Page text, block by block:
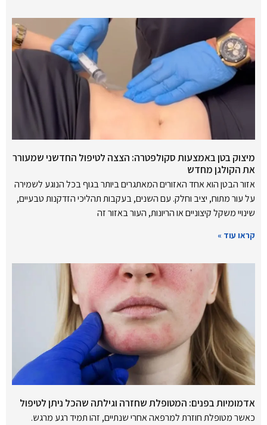
מיצוק בטן באמצעות סקולפטרה: הצצה לטיפול החדשני שמעורר
את הקולגן מחדש
אזור הבטן הוא אחד האזורים המאתגרים ביותר בגוף בכל הנוגע לשמירה
על עור מתוח, יציב וחלק. עם השנים, בעקבות תהליכי הזדקנות טבעיים,
שינויי משקל קיצוניים או הריונות, העור באזור זה
קראו עוד »
אדמומיות בפנים: המטופלת שחזרה וגילתה שהכל ניתן לטיפול
כאשר מטופלת חוזרת למרפאה אחרי שנתיים, זהו תמיד רגע מרגש.